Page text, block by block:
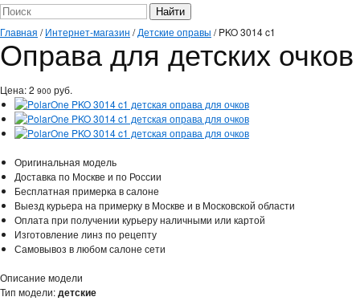
Главная /Интернет-магазин /Детские оправы /PKO 3014 c1
Оправа для детских
Цена:2 900 руб.
Оригинальная модель
Доставка по Москве и по России
Бесплатная примерка в салоне
Выезд курьера на примерку в Москве и в Московской области
Оплата при получении курьеру наличными или картой
Изготовление линз по рецепту
Самовывоз в любом салоне сети
Описание модели
Тип модели:детские